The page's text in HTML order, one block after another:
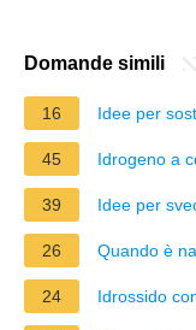
Domande simili
16 Idee per
45 Idrogeno a
39 Idee per
26 Quando è
24 Idrossido